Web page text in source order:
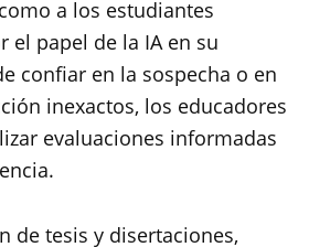
a los estudiantes
el papel de la IA en su
confiar en la sospecha o en
inexactos, los educadores
evaluaciones informadas
de tesis y disertaciones,